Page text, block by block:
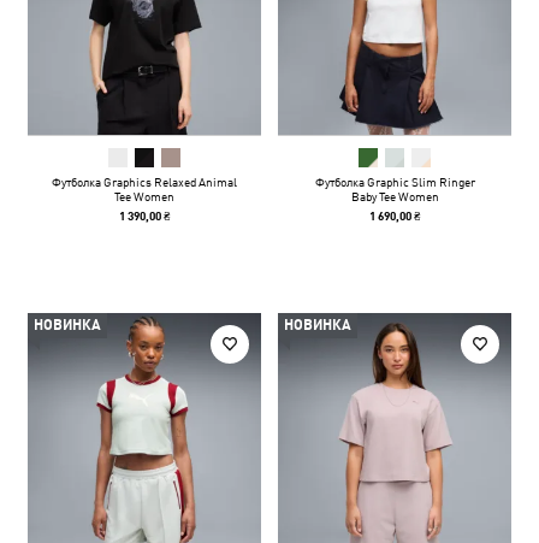
Футболка Graphics Relaxed Animal
Tee Women
1 390,00 ₴
Футболка Graphic Slim Ringer
Baby Tee Women
1 690,00 ₴
НОВИНКА НОВИНКА